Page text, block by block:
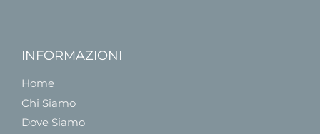
INFORMAZIONI
Home
Chi Siamo
Dove Siamo